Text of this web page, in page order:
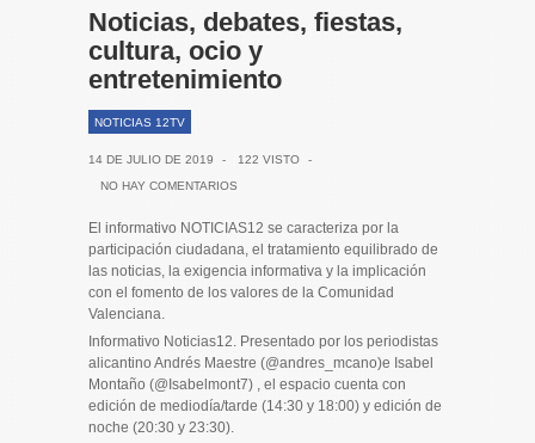
Noticias, debates, fiestas,
cultura, ocio y
entretenimiento
NOTICIAS 12TV
14 DE JULIO DE 2019 - 122 VISTO
-
NO HAY COMENTARIOS
El informativo NOTICIAS12 se caracteriza por la
participación ciudadana, el tratamiento equilibrado de
las noticias, la exigencia informativa y la implicación
con el fomento de los valores de la Comunidad
Valenciana.
Informativo Noticias12. Presentado por los periodistas
alicantino Andrés Maestre (@andres_mcano)e Isabel
Montaño (@Isabelmont7) , el espacio cuenta con
edición de mediodía/tarde (14:30 y 18:00) y edición de
noche (20:30 y 23:30).